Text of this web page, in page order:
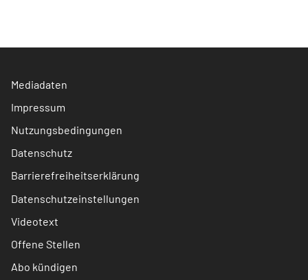
Mediadaten
Impressum
Nutzungsbedingungen
Datenschutz
Barrierefreiheitserklärung
Datenschutzeinstellungen
Videotext
Offene Stellen
Abo kündigen